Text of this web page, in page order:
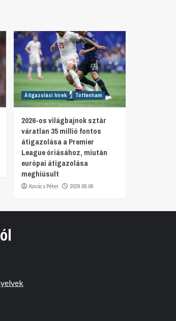
Átigazolási hírek Tottenham
2026-os világbajnok sztár
váratlan 35 millió fontos
átigazolása a Premier
League óriásához, miután
európai átigazolása
meghiúsult
Kovács Péter 2026.08.06.